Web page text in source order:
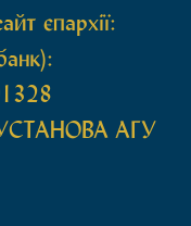
єпархії:
АГУ